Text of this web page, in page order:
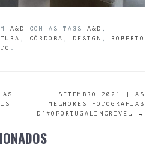
A&D COM AS TAGS A&D
CÓRDOBA DESIGN
ROBERTO
SETEMBRO 2021 | AS
MELHORES FOTOGRAFIAS
D’#OPORTUGALINCRIVEL
→